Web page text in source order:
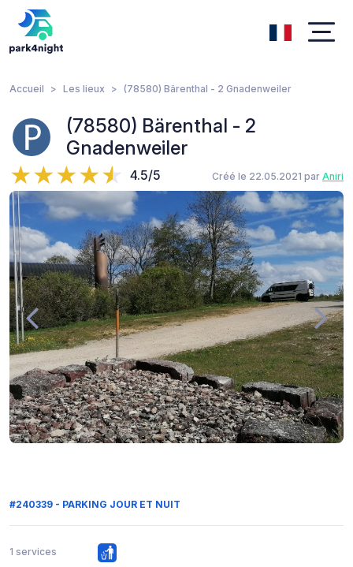
Accueil Les lieux (78580) Bärenthal - 2 Gnadenweiler
(78580) Bärenthal - 2
Gnadenweiler
4.5/5 Créé le 22.05.2021 par Aniri
#240339 - PARKING JOUR ET NUIT
1 services